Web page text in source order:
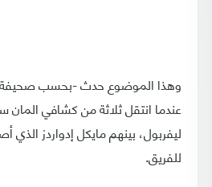
وهذا الموضوع حدث -بحسب صحيفة
عندما انتقل ثلاثة من كشافي المان
ليفربول، بينهم مايكل إدواردز الذي
للفريق.